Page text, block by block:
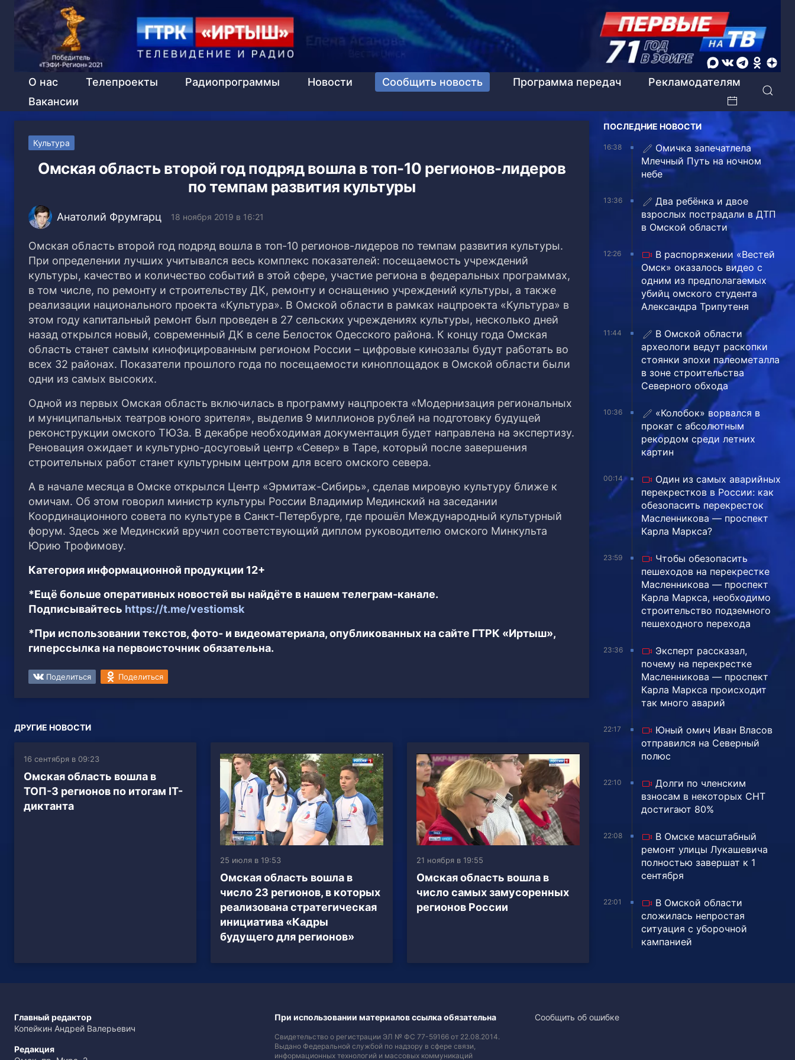
О нас Телепроекты Радиопрограммы Новости Сообщить новость Программа передач
Рекламодателям
Вакансии
Культура
Омская область второй год подряд вошла в топ-10 регионов-лидеров
по темпам развития культуры
Анатолий Фрумгарц 18 ноября 2019 в 16:21
Омская область второй год подряд вошла в топ-10 регионов-лидеров по темпам развития культуры.
При определении лучших учитывался весь комплекс показателей: посещаемость учреждений
культуры, качество и количество событий в этой сфере, участие региона в федеральных программах,
в том числе, по ремонту и строительству ДК, ремонту и оснащению учреждений культуры, а также
реализации национального проекта «Культура». В Омской области в рамках нацпроекта «Культура» в
этом году капитальный ремонт был проведен в 27 сельских учреждениях культуры, несколько дней
назад открылся новый, современный ДК в селе Белосток Одесского района. К концу года Омская
область станет самым кинофицированным регионом России – цифровые кинозалы будут работать во
всех 32 районах. Показатели прошлого года по посещаемости киноплощадок в Омской области были
одни из самых высоких.
Одной из первых Омская область включилась в программу нацпроекта «Модернизация региональных
и муниципальных театров юного зрителя», выделив 9 миллионов рублей на подготовку будущей
реконструкции омского ТЮЗа. В декабре необходимая документация будет направлена на экспертизу.
Реновация ожидает и культурно-досуговый центр «Север» в Таре, который после завершения
строительных работ станет культурным центром для всего омского севера.
А в начале месяца в Омске открылся Центр «Эрмитаж-Сибирь», сделав мировую культуру ближе к
омичам. Об этом говорил министр культуры России Владимир Мединский на заседании
Координационного совета по культуре в Санкт-Петербурге, где прошёл Международный культурный
форум. Здесь же Мединский вручил соответствующий диплом руководителю омского Минкульта
Юрию Трофимову.
Категория информационной продукции 12+
*Ещё больше оперативных новостей вы найдёте в нашем телеграм-канале.
Подписывайтесь https://t.me/vestiomsk
*При использовании текстов, фото- и видеоматериала, опубликованных на сайте ГТРК «Иртыш»,
гиперссылка на первоисточник обязательна.
Поделиться Поделиться
ДРУГИЕ НОВОСТИ
16 сентября в 09:23
Омская область вошла в
ТОП-3 регионов по итогам IТ-
диктанта
25 июля в 19:53
Омская область вошла в
число 23 регионов, в которых
реализована стратегическая
инициатива «Кадры
будущего для регионов»
21 ноября в 19:55
Омская область вошла в
число самых замусоренных
регионов России
ПОСЛЕДНИЕ НОВОСТИ
16:38
Омичка запечатлела
Млечный Путь на ночном
небе
13:36
Два ребёнка и двое
взрослых пострадали в ДТП
в Омской области
12:26
В распоряжении «Вестей
Омск» оказалось видео с
одним из предполагаемых
убийц омского студента
Александра Трипутеня
11:44
В Омской области
археологи ведут раскопки
стоянки эпохи палеометалла
в зоне строительства
Северного обхода
10:36
«Колобок» ворвался в
прокат с абсолютным
рекордом среди летних
картин
00:14
Один из самых аварийных
перекрестков в России: как
обезопасить перекресток
Масленникова — проспект
Карла Маркса?
23:59
Чтобы обезопасить
пешеходов на перекрестке
Масленникова — проспект
Карла Маркса, необходимо
строительство подземного
пешеходного перехода
23:36
Эксперт рассказал,
почему на перекрестке
Масленникова — проспект
Карла Маркса происходит
так много аварий
22:17
Юный омич Иван Власов
отправился на Северный
полюс
22:10
Долги по членским
взносам в некоторых СНТ
достигают 80%
22:08
В Омске масштабный
ремонт улицы Лукашевича
полностью завершат к 1
сентября
22:01
В Омской области
сложилась непростая
ситуация с уборочной
кампанией
Главный редактор
Копейкин Андрей Валерьевич
Редакция
При использовании материалов ссылка обязательна
Свидетельство о регистрации ЭЛ № ФС 77-59166 от 22.08.2014.
Выдано Федеральной службой по надзору в сфере связи,
информационных технологий и массовых коммуникаций
Сообщить об ошибке